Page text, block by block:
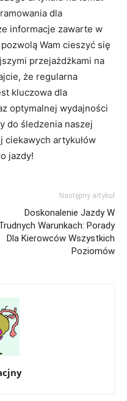
dla
informacje zawarte w​
Wam cieszyć​ się
przejażdżkami na
‌że regularna
kluczowa dla
​optymalnej ⁢wydajności
do śledzenia naszej
‌ciekawych artykułów
jazdy!
Następny artykuł
Doskonalenie Jazdy W
Warunkach: Porady
Dla Kierowców Wszystkich
Poziomów